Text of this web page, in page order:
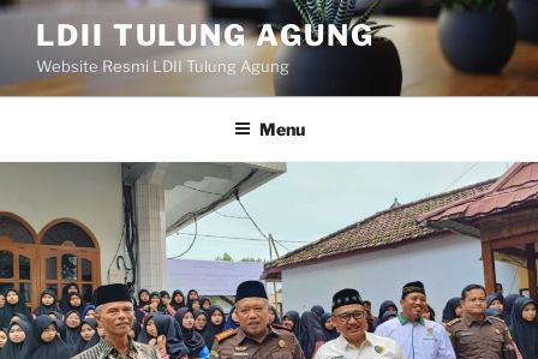
Skip
content
LDII TULUNG AGUNG
Website Resmi LDII Tulung Agung
Menu